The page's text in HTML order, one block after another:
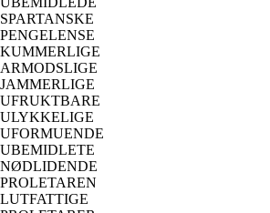
SPARTANSKE
PENGELENSE
KUMMERLIGE
ARMODSLIGE
JAMMERLIGE
UFRUKTBARE
ULYKKELIGE
UFORMUENDE
UBEMIDLETE
NØDLIDENDE
PROLETAREN
LUTFATTIGE